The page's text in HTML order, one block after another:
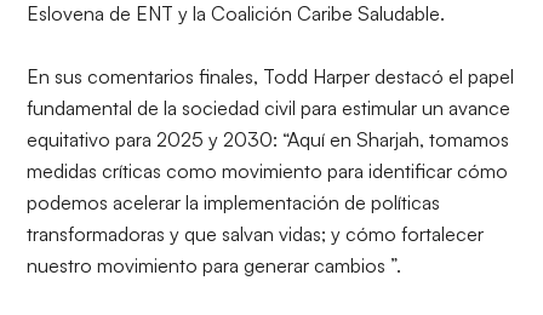
Eslovena de ENT y la Coalición Caribe Saludable.
En sus comentarios finales, Todd Harper destacó el papel
fundamental de la sociedad civil para estimular un avance
equitativo para 2025 y 2030: “Aquí en Sharjah, tomamos
medidas críticas como movimiento para identificar cómo
podemos acelerar la implementación de políticas
transformadoras y que salvan vidas; y cómo fortalecer
nuestro movimiento para generar cambios ”.